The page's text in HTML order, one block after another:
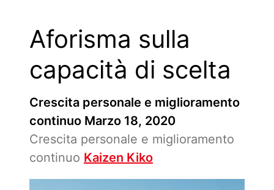
Aforisma sulla
capacità di scelta
Crescita personale e miglioramento
continuo Marzo 18, 2020
Crescita personale e miglioramento
continuo Kaizen Kiko